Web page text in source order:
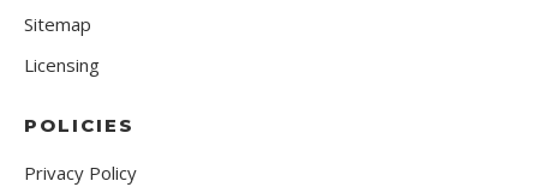
Sitemap
Licensing
POLICIES
Privacy Policy